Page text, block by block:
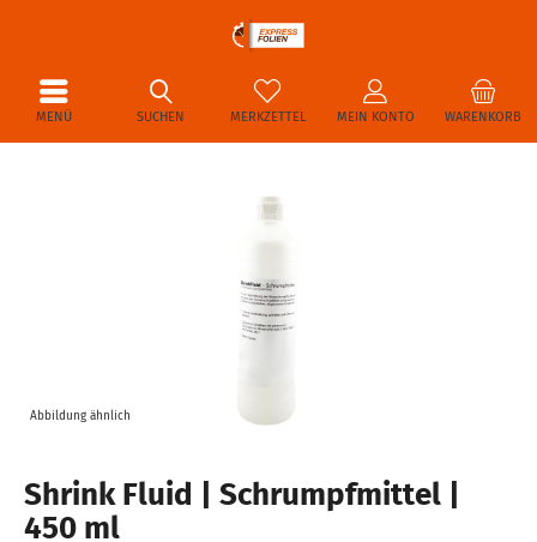
MENÜ WARENKORB
MERKZETTEL MEIN KONTO
SUCHEN
Abbildung ähnlich
Shrink Fluid | Schrumpfmittel |
450 ml